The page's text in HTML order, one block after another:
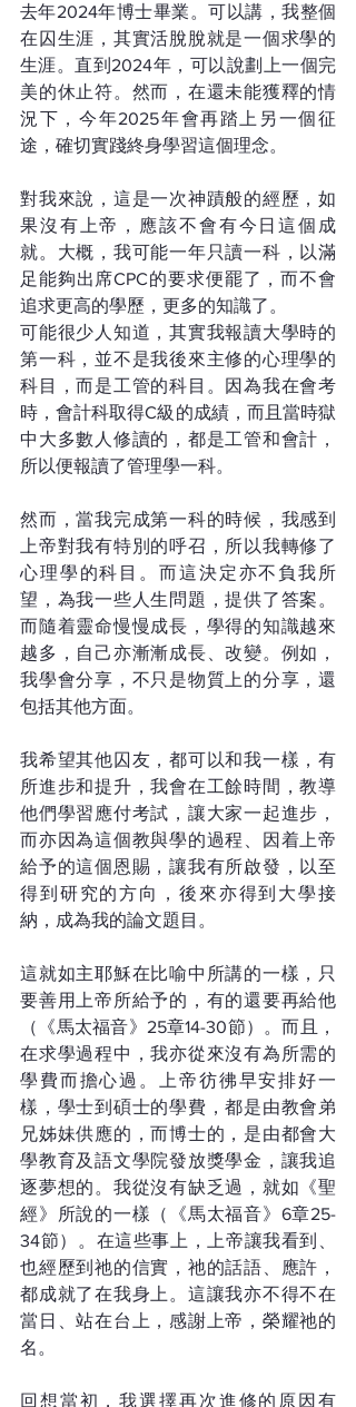
去年2024年博士畢業。可以講，我整個
在囚生涯，其實活脫脫就是一個求學的
生涯。直到2024年，可以說劃上一個完
美的休止符。然而，在還未能獲釋的情
況下，今年2025年會再踏上另一個征
途，確切實踐終身學習這個理念。
對我來說，這是一次神蹟般的經歷，如
果沒有上帝，應該不會有今日這個成
就。大概，我可能一年只讀一科，以滿
足能夠出席CPC的要求便罷了，而不會
追求更高的學歷，更多的知識了。
可能很少人知道，其實我報讀大學時的
第一科，並不是我後來主修的心理學的
科目，而是工管的科目。因為我在會考
時，會計科取得C級的成績，而且當時獄
中大多數人修讀的，都是工管和會計，
所以便報讀了管理學一科。
然而，當我完成第一科的時候，我感到
上帝對我有特別的呼召，所以我轉修了
心理學的科目。而這決定亦不負我所
望，為我一些人生問題，提供了答案。
而隨着靈命慢慢成長，學得的知識越來
越多，自己亦漸漸成長、改變。例如，
我學會分享，不只是物質上的分享，還
包括其他方面。
我希望其他囚友，都可以和我一樣，有
所進步和提升，我會在工餘時間，教導
他們學習應付考試，讓大家一起進步，
而亦因為這個教與學的過程、因着上帝
給予的這個恩賜，讓我有所啟發，以至
得到研究的方向，後來亦得到大學接
納，成為我的論文題目。
這就如主耶穌在比喻中所講的一樣，只
要善用上帝所給予的，有的還要再給他
（《馬太福音》25章14-30節）。而且，
在求學過程中，我亦從來沒有為所需的
學費而擔心過。上帝彷彿早安排好一
樣，學士到碩士的學費，都是由教會弟
兄姊妹供應的，而博士的，是由都會大
學教育及語文學院發放獎學金，讓我追
逐夢想的。我從沒有缺乏過，就如《聖
經》所說的一樣（《馬太福音》6章25-
34節）。在這些事上，上帝讓我看到、
也經歷到祂的信實，祂的話語、應許，
都成就了在我身上。這讓我亦不得不在
當日、站在台上，感謝上帝，榮耀祂的
名。
回想當初，我選擇再次進修的原因有